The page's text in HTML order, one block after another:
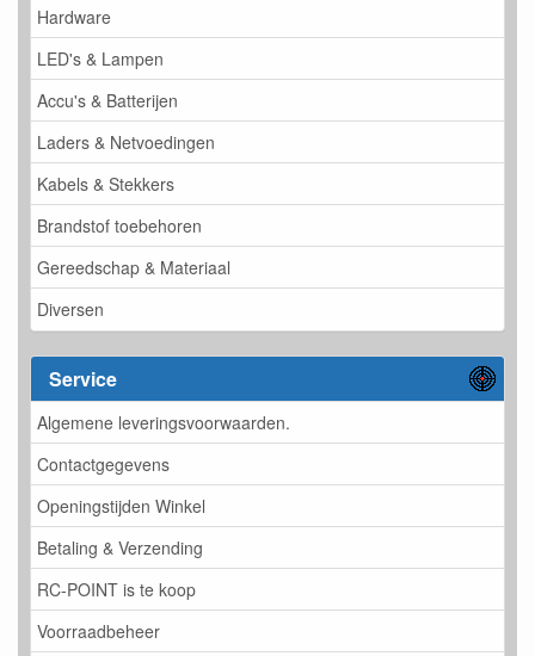
Hardware
LED's & Lampen
Accu's & Batterijen
Laders & Netvoedingen
Kabels & Stekkers
Brandstof toebehoren
Gereedschap & Materiaal
Diversen
Service
Algemene leveringsvoorwaarden.
Contactgegevens
Openingstijden Winkel
Betaling & Verzending
RC-POINT is te koop
Voorraadbeheer